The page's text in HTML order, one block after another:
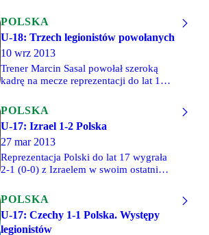
POLSKA
U-18: Trzech legionistów powołanych
10 wrz 2013
Trener Marcin Sasal powołał szeroką
kadrę na mecze reprezentacji do lat 18 z
w Mielcu i 26 września w Rzeszowie.
Wśród powołanych znalazło się trzech
piłkarzy Legii - Kamil Anczewski,
Arkadiusz Najemski i Grzegorz
Tomasiewicz.
POLSKA
U-17: Izrael 1-2 Polska
27 mar 2013
Reprezentacja Polski do lat 17 wygrała
2-1 (0-0) z Izraelem w swoim ostatnim
mistrzostw Europy. Mimo wygranej
"biało-czerwoni" zajęli drugie miejsce w
grupie i odpadli z dalszej rywalizacji.
Pełny mecz rozegrali Arkadiusz
POLSKA
U-17: Czechy 1-1 Polska. Występy
legionistów